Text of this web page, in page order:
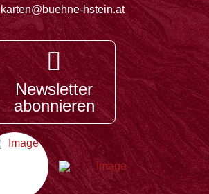
karten@buehne-hstein.at
Newsletter
abonnieren